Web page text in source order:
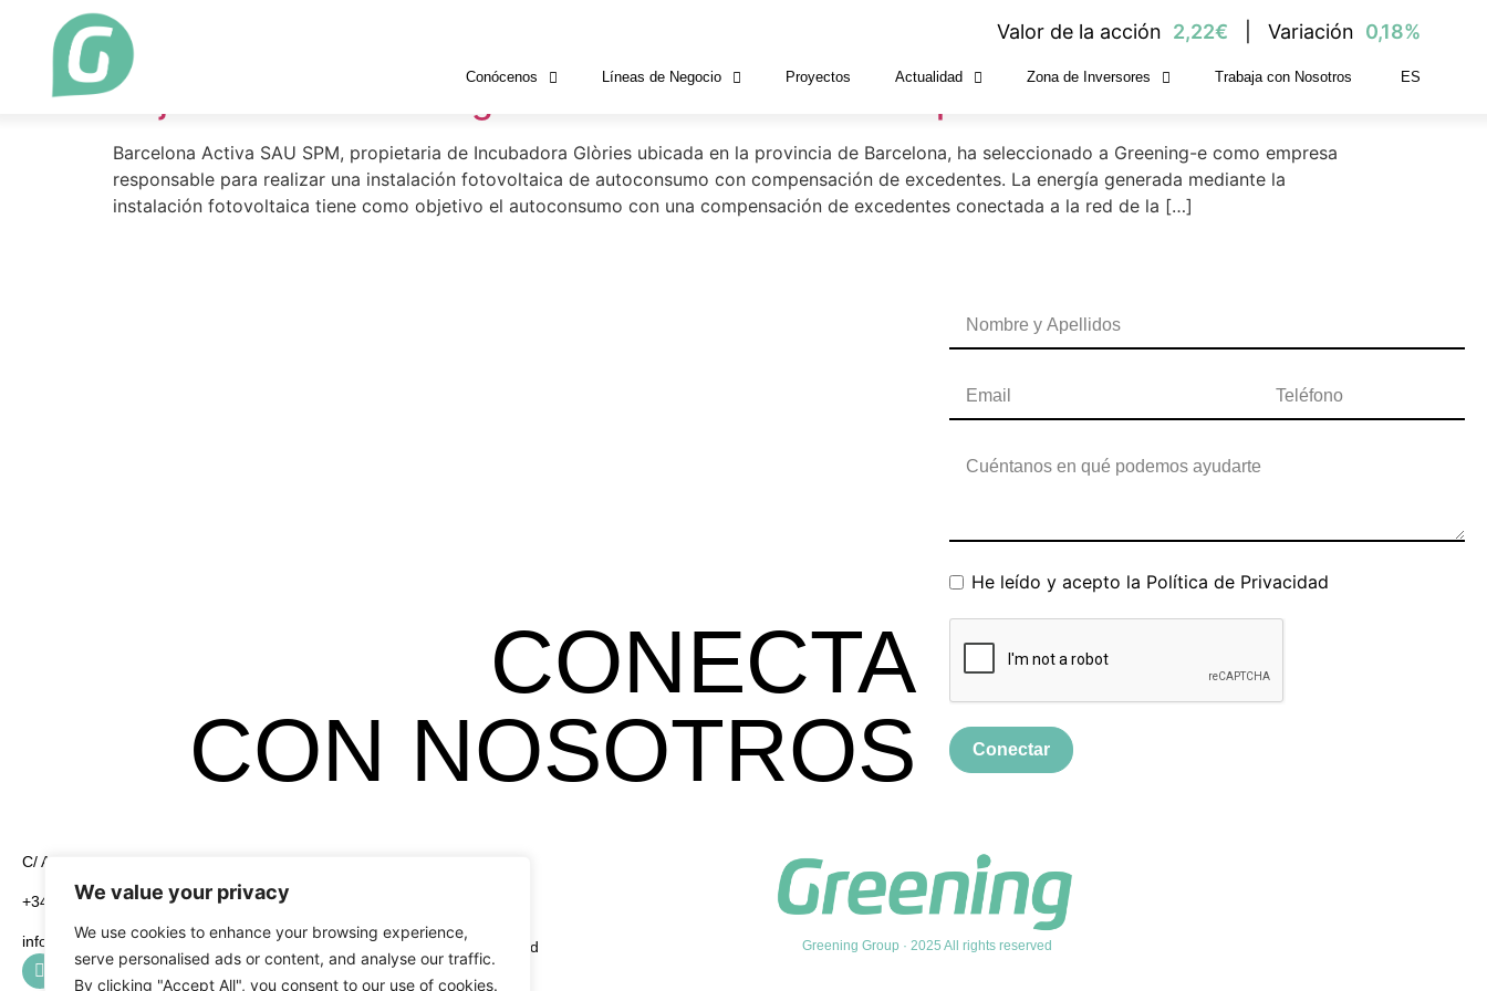
We value your privacy
We use cookies to enhance your browsing experience,
serve personalised ads or content, and analyse our traffic.
By clicking "Accept All", you consent to our use of cookies.
Valor de la acción 2,22€ Variación 0,18%
Conócenos Líneas de Negocio Proyectos Actualidad Zona de Inversores Trabaja con Nosotros ES
Etiqueta:
Adjudicada a Greening-e instalación fotovoltaica por Barcelona Activa
Barcelona Activa SAU SPM, propietaria de Incubadora Glòries ubicada en la provincia de Barcelona, ha seleccionado a Greening-e como empresa
responsable para realizar una instalación fotovoltaica de autoconsumo con compensación de excedentes. La energía generada mediante la
instalación fotovoltaica tiene como objetivo el autoconsumo con una compensación de excedentes conectada a la red de la […]
CONECTA
CON NOSOTROS
He leído y acepto la Política de Privacidad
Conectar
C/ Alcayata, 4 Pol. Ind. El Florío 18015 Granada
+34 958 19 84 31
info@greening-group.com Política de Privacidad Greening Group · 2025 All rights reserved